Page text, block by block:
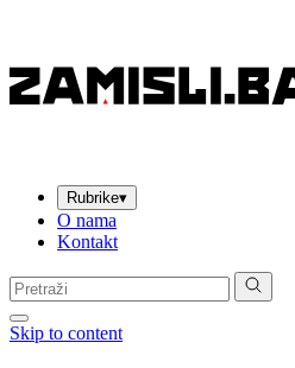
Rubrike▾
O nama
Kontakt
Pretraga:
Skip to content